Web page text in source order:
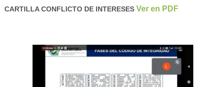
CARTILLA CONFLICTO DE INTERESESVer en PDF